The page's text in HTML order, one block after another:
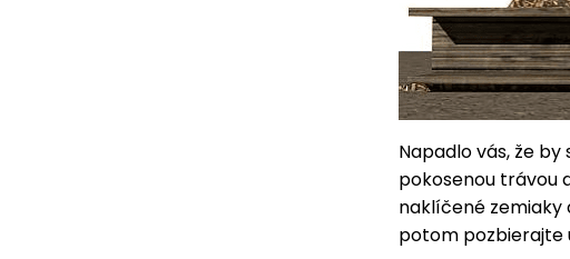
Napadlo vás, že
pokosenou trávou
naklíčené zemiaky
potom pozbierajte